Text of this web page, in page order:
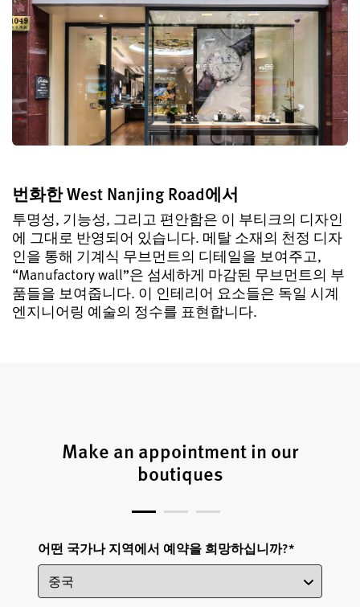
번화한 West Nanjing Road에서
투명성, 기능성, 그리고 편안함은 이 부티크의 디자인
에 그대로 반영되어 있습니다. 메탈 소재의 천정 디자
인을 통해 기계식 무브먼트의 디테일을 보여주고,
“Manufactory wall”은 섬세하게 마감된 무브먼트의 부
품들을 보여줍니다. 이 인테리어 요소들은 독일 시계
엔지니어링 예술의 정수를 표현합니다.
Make an appointment in our
boutiques
어떤 국가나 지역에서 예약을 희망하십니까?*